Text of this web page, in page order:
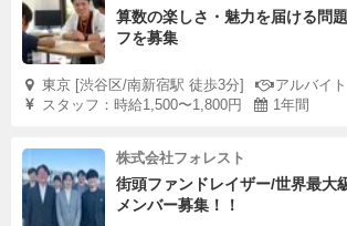
算数の楽しさ・魅力を届ける問
フを募集
東京 [渋谷区/南新宿駅 徒歩3分]
アルバイト
スタッフ：時給1,500〜1,800円
1年間
株式会社フォレスト
街頭ファンドレイザー/世界最大
メンバー募集！！